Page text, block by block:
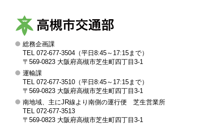
槻
交
通
部
総務企画課
TEL 072-677-3504（平日8:45～17:15まで）
〒569-0823 大阪府高槻市芝生町四丁目3-1
運輸課
TEL 072-677-3510（平日8:45～17:15まで）
〒569-0823 大阪府高槻市芝生町四丁目3-1
南地域、主にJR線より南側の運行便 芝生営業所
TEL 072-677-3513
〒569-0823 大阪府高槻市芝生町四丁目3-1